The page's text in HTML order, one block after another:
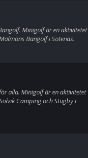
Minigolf är en aktivitetet
Bangolf i Sotenäs.
alla. Minigolf är en aktivitetet
Camping och Stugby i